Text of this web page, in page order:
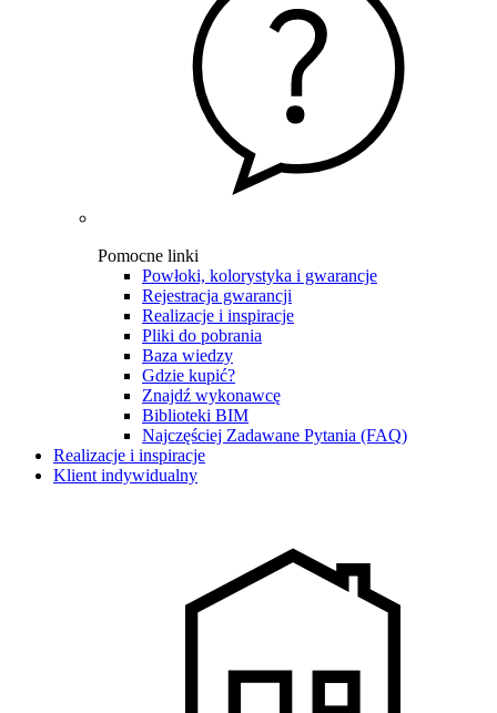
Pomocne linki
Powłoki, kolorystyka i gwarancje
Rejestracja gwarancji
Realizacje i inspiracje
Pliki do pobrania
Baza wiedzy
Gdzie kupić?
Znajdź wykonawcę
Biblioteki BIM
Najczęściej Zadawane Pytania (FAQ)
Realizacje i inspiracje
Klient indywidualny